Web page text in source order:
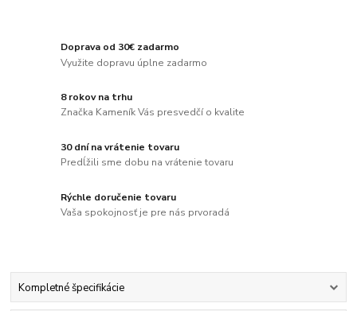
Doprava od 30€ zadarmo
Využite dopravu úplne zadarmo
8 rokov na trhu
Značka Kameník Vás presvedčí o kvalite
30 dní na vrátenie tovaru
Predĺžili sme dobu na vrátenie tovaru
Rýchle doručenie tovaru
Vaša spokojnosť je pre nás prvoradá
Kompletné špecifikácie